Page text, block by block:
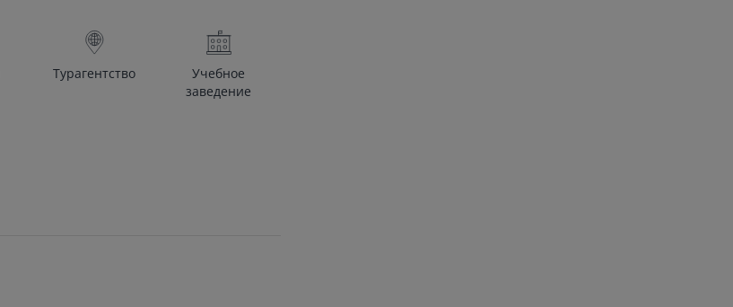
Турагентство
Учебное
заведение